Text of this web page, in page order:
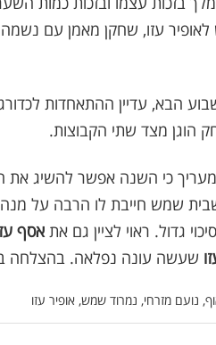
עזו, שחקן מאמן עם
הבא, עדיין ההתאחדות
הוגן מצד שתי הקבוצות.
מעריך כי השנה אפשר להשיג את
שמש חייבת לו הרבה על
גדול. ראוי לציין גם אתאסף
שעשה עונה נפלאה. בהצלחה
נועם מזרחי, נמרוד שמש, אופיר עזו